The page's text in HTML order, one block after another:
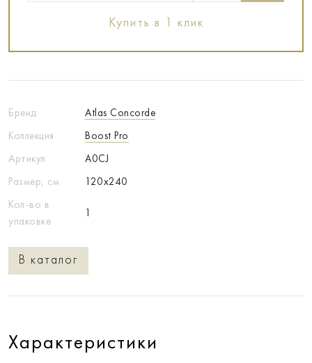
Бренд
Atlas Concorde
Коллекция
Boost Pro
Артикул
A0CJ
Размер, см
120x240
Кол-во в
упаковке
1
В каталог
Купить в 1 клик
Характеристики